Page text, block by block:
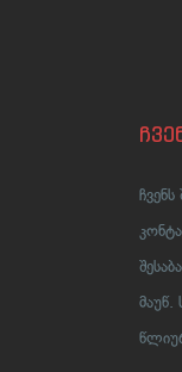
ჩვენს
მაუწ.